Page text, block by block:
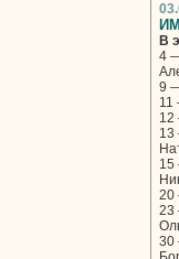
В
4
9
11
12
13
15
20
23
30